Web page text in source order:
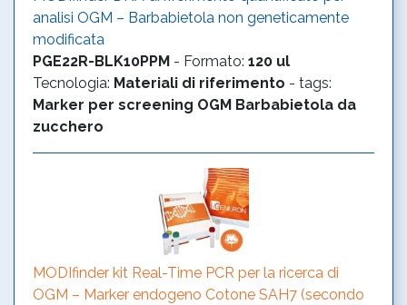
analisi OGM – Barbabietola non geneticamente
modificata
PGE22R-BLK10PPM - Formato: 120 ul
Tecnologia: Materiali di riferimento - tags:
Marker per screening OGM Barbabietola da
zucchero
MODIfinder kit Real-Time PCR per la ricerca di
OGM – Marker endogeno Cotone SAH7 (secondo